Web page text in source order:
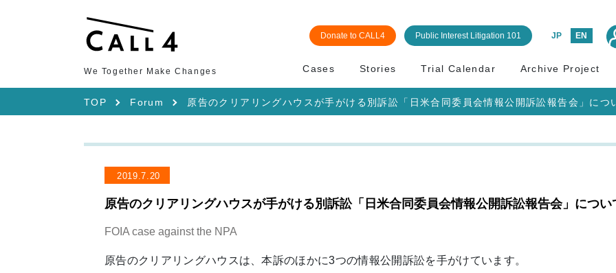
Donate to CALL4 Public Interest Litigation 101 JP EN
We Together Make Changes Cases Stories Trial Calendar Archive Project
TOP Forum 原告のクリアリングハウスが手がける別訴訟「日米合同委員会情報公開訴訟報告会」につ
2019.7.20
原告のクリアリングハウスが手がける別訴訟「日米合同委員会情報公開訴訟報告会」につい
FOIA case against the NPA
原告のクリアリングハウスは、本訴のほかに3つの情報公開訴訟を手がけています。